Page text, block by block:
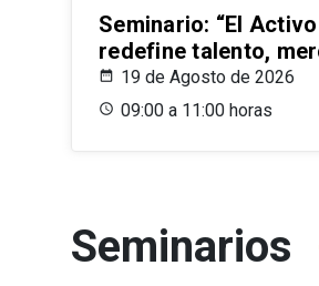
Seminario: “El
redefine talento,
19 de Agosto de 2026
09:00 a 11:00 horas
Seminarios